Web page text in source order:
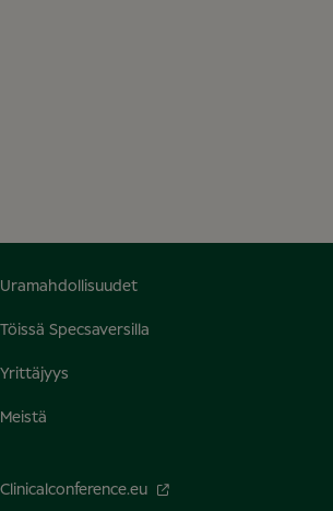
Uramahdollisuudet
Töissä Specsaversilla
Yrittäjyys
Meistä
Clinicalconference.eu